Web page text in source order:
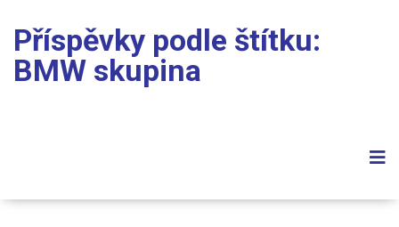
Příspěvky podle štítku:
BMW skupina